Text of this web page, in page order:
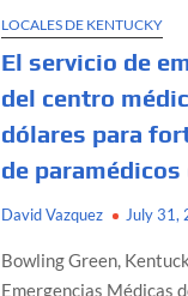
LOCALES DE KENTUCKY
El servicio de
del centro
dólares para
de
David Vazquez July 31,
Bowling Green,
Emergencias Médicas